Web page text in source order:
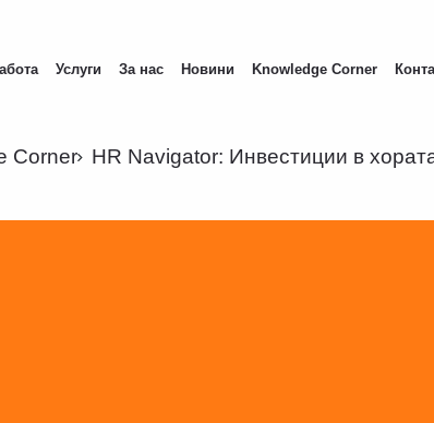
Услуги За нас Новини Knowledge Corner
Corner HR Navigator: Инвестиции в